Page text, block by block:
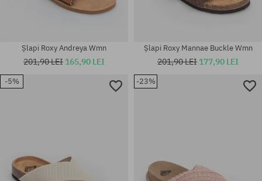
Șlapi Roxy Andreya Wmn
201,90 LEI 165,90 LEI
Șlapi Roxy Mannae Buckle Wmn
201,90 LEI 177,90 LEI
-5% -23%